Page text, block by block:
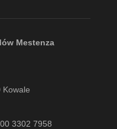
Mestenza
Kowale
3302 7958